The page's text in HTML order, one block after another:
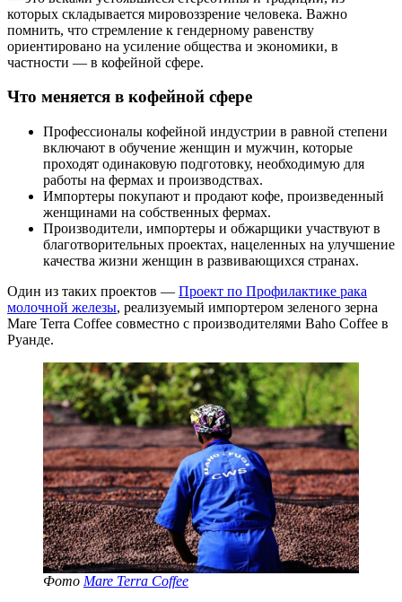
которых складывается мировоззрение человека. Важно
помнить, что стремление к гендерному равенству
ориентировано на усиление общества и экономики, в
частности — в кофейной сфере.
Что меняется в кофейной сфере
Профессионалы кофейной индустрии в равной степени
включают в обучение женщин и мужчин, которые
проходят одинаковую подготовку, необходимую для
работы на фермах и производствах.
Импортеры покупают и продают кофе, произведенный
женщинами на собственных фермах.
Производители, импортеры и обжарщики участвуют в
благотворительных проектах, нацеленных на улучшение
качества жизни женщин в развивающихся странах.
Один из таких проектов — Проект по Профилактике рака
молочной железы, реализуемый импортером зеленого зерна
Mare Terra Coffee совместно с производителями Baho Coffee в
Руанде.
Фото Mare Terra Coffee